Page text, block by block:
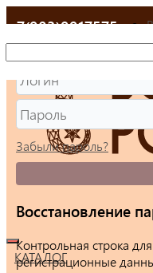
+7(903)9917575
КАТАЛОГ
Забыли пароль?
Восстановление
Контрольная строка
регистрационные